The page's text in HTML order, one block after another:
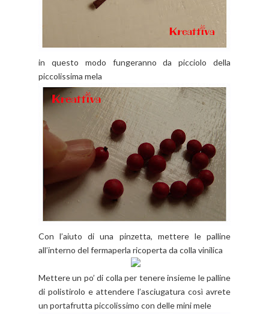
in questo modo fungeranno da picciolo della
piccolissima mela
Con l’aiuto di una pinzetta, mettere le palline
all’interno del fermaperla ricoperta da colla vinilica
Mettere un po’ di colla per tenere insieme le palline
di polistirolo e attendere l’asciugatura così avrete
un portafrutta piccolissimo con delle mini mele